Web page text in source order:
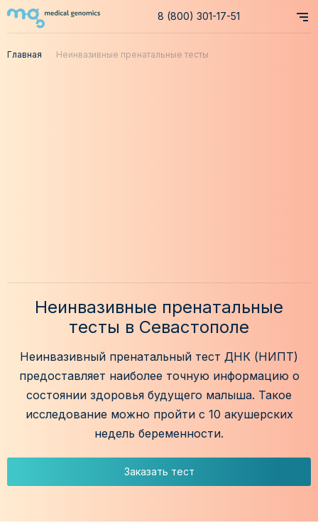
8 (800) 301-17-51
Главная Неинвазивные пренатальные тесты
Неинвазивные пренатальные
тесты в Севастополе
Неинвазивный пренатальный тест ДНК (НИПТ)
предоставляет наиболее точную информацию о
состоянии здоровья будущего малыша. Такое
исследование можно пройти с 10 акушерских
недель беременности.
Заказать тест